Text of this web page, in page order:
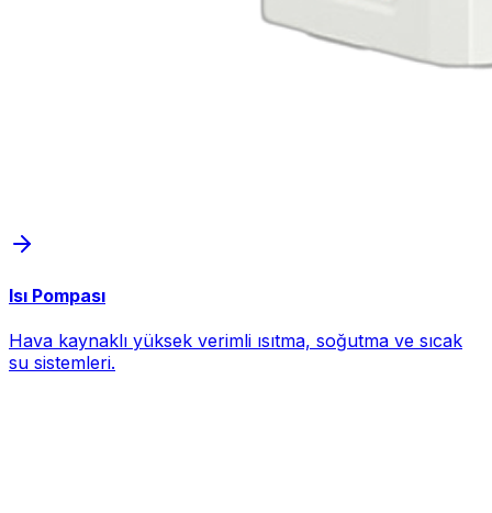
Isı Pompası
Hava kaynaklı yüksek verimli ısıtma, soğutma ve sıcak
su sistemleri.